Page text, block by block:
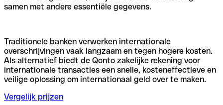
samen met andere essentiële gegevens.
Traditionele banken verwerken internationale
overschrijvingen vaak langzaam en tegen hogere kosten.
Als alternatief biedt de Qonto zakelijke rekening voor
internationale transacties een snelle, kosteneffectieve en
veilige oplossing om internationaal geld over te maken.
Vergelijk prijzen